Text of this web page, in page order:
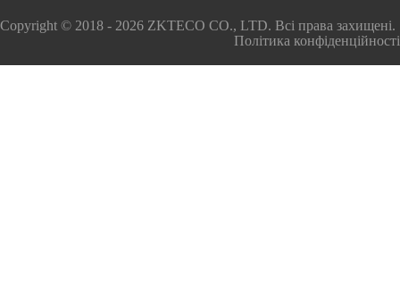
Copyright © 2018 - 2026 ZKTECO CO., LTD. Всі права захищені.
Політика конфіденційності